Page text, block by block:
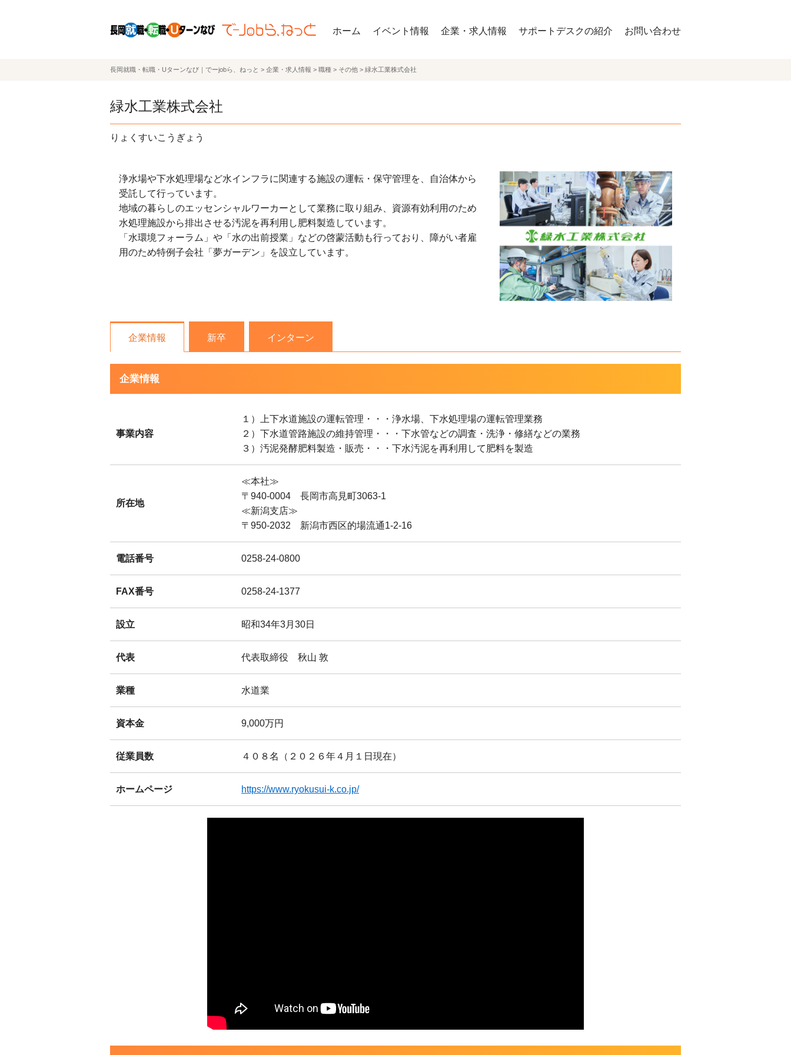
ホーム イベント情報 企業・求人情報 サポートデスクの紹介 お問い合わせ
長岡就職・転職・Uターンなび｜でーjobら、ねっと > 企業・求人情報 > 職種 > その他 > 緑水工業株式会社
緑水工業株式会社
りょくすいこうぎょう
浄水場や下水処理場など水インフラに関連する施設の運転・保守管理を、自治体から
受託して行っています。
地域の暮らしのエッセンシャルワーカーとして業務に取り組み、資源有効利用のため
水処理施設から排出させる汚泥を再利用し肥料製造しています。
「水環境フォーラム」や「水の出前授業」などの啓蒙活動も行っており、障がい者雇
用のため特例子会社「夢ガーデン」を設立しています。
企業情報 新卒 インターン
企業情報
事業内容
１）上下水道施設の運転管理・・・浄水場、下水処理場の運転管理業務
２）下水道管路施設の維持管理・・・下水管などの調査・洗浄・修繕などの業務
３）汚泥発酵肥料製造・販売・・・下水汚泥を再利用して肥料を製造
所在地
≪本社≫
〒940-0004 長岡市高見町3063-1
≪新潟支店≫
〒950-2032 新潟市西区的場流通1-2-16
電話番号 0258-24-0800
FAX番号 0258-24-1377
設立 昭和34年3月30日
代表 代表取締役 秋山 敦
業種 水道業
資本金 9,000万円
従業員数 ４０８名（２０２６年４月１日現在）
ホームページ https://www.ryokusui-k.co.jp/